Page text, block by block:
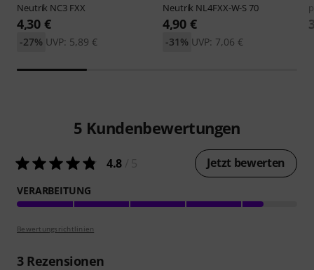
Neutrik NC3 FXX
4,30 €
UVP: 5,89 €
-27%
Neutrik NL4FXX-W-S 70
4,90 €
UVP: 7,06 €
-31%
5 Kundenbewertungen
4.8 Jetzt bewerten
VERARBEITUNG
Bewertungsrichtlinien
3Rezensionen